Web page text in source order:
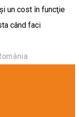
un cost în funcţie
când faci